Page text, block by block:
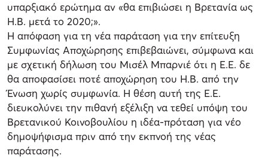
υπαρξιακό ερώτημα αν «θα επιβιώσει η Βρετανία ως
Η.Β. μετά το 2020;».
Η απόφαση για τη νέα παράταση για την επίτευξη
Συμφωνίας Αποχώρησης επιβεβαιώνει, σύμφωνα και
με σχετική δήλωση του Μισέλ Μπαρνιέ ότι η Ε.Ε. δε
θα αποφασίσει ποτέ αποχώρηση του Η.Β. από την
Ένωση χωρίς συμφωνία. Η θέση αυτή της Ε.Ε.
διευκολύνει την πιθανή εξέλιξη να τεθεί υπόψη του
Βρετανικού Κοινοβουλίου η ιδέα-πρόταση για νέο
δημοψήφισμα πριν από την εκπνοή της νέας
παράτασης.